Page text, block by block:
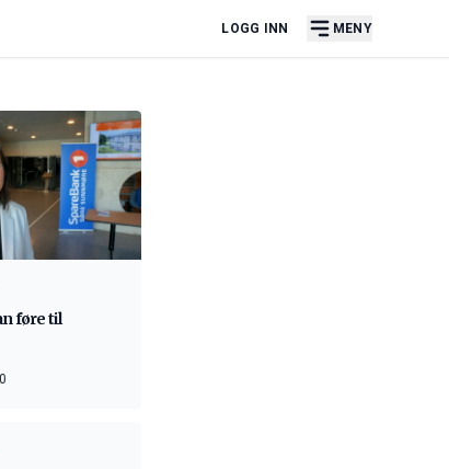
LOGG INN MENY
føre til